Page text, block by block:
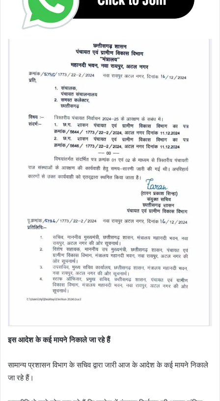
इस आदेश के कई मायने निकाले जा रहे हैं
सामान्य प्रशासन विभाग के सचिव द्वारा जारी आज के आदेश के कई मायने निकाले
जा रहे हैं।